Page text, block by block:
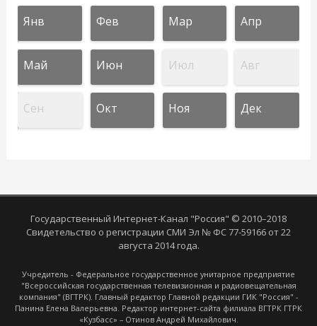
Янв Фев Мар Апр
Май Июн Июл Авг
Сен Окт Ноя Дек
Государственный Интернет-Канал "Россия" © 2010–2018
Свидетельство о регистрации СМИ Эл № ФС 77-59166 от 22
августа 2014 года.
Учредитель - Федеральное государственное унитарное предприятие
"Всероссийская государственная телевизионная и радиовещательная
компания" (ВГТРК). Главный редактор Главной редакции ГИК "Россия" -
Панина Елена Валерьевна. Редактор интернет-сайта филиала ВГТРК ГТРК
«Кузбасс» – Отинов Андрей Михайлович.